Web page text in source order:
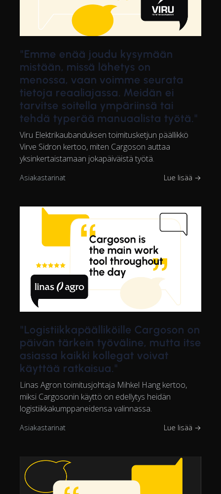
"Emme enää joudu kysymään
mistään, missä lähetys on
menossa, vaan voimme seurata
tietoja reaaliajassa. Meidän ei
tarvitse soitella ympäriinsä tai
tehdä typerää manuaalista työtä."
Viru Elektrikaubanduksen toimitusketjun päällikkö
Virve Sidron kertoo, miten Cargoson auttaa
yksinkertaistamaan jokapäiväistä työtä.
Asiakastarinat Lue lisää →
"Logistiikkapäälliköille Cargoson on
päivän tärkein työväline, mutta itse
asiassa kaikki kollegat voivat
käyttää ratkaisua."
Linas Agron toimitusjohtaja Mihkel Hang kertoo,
miksi Cargosonin käyttö on edellytys heidän
logistiikkakumppaneidensa valinnassa.
Asiakastarinat Lue lisää →